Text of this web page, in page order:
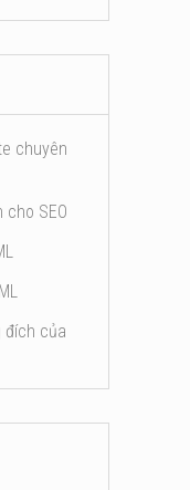
chuyên
SEO
đích của